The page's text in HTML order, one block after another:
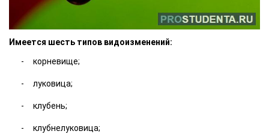
Имеется шесть типов видоизменений:
корневище;
луковица;
клубень;
клубнелуковица;